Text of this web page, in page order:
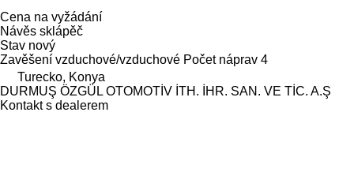
Cena na vyžádání
Návěs sklápěč
Stav nový
Zavěšení vzduchové/vzduchové Počet náprav 4
Turecko, Konya
DURMUŞ ÖZGÜL OTOMOTİV İTH. İHR. SAN. VE TİC. A.Ş
Kontakt s dealerem